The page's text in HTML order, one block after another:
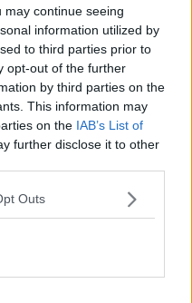
continue seeing
information utilized by
to third parties prior to
opt-out of the further
by third parties on the
This information may
on the IAB’s List of
further disclose it to other
Outs